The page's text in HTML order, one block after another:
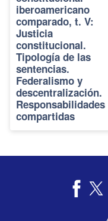
iberoamericano
comparado, t. V:
Justicia
constitucional.
Tipología de las
sentencias.
Federalismo y
descentralización.
Responsabilidades
compartidas